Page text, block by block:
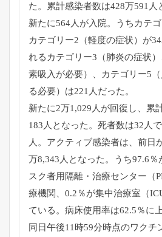
た。
累計感染者数は428万591人
新たに564人が入院。うちカテゴ
カテゴリー2（軽度の症状）が
れるカテゴリー3（肺炎の症状
素吸入が必要）、カテゴリー5
る必要） は221人だった。
新たに2万1,029人が回復し、累
183人となった。死者数は32人
人。 アクティブ感染者は、前日
万8,343人となった。うち97.6％
スク者用隔離・治療センター（
療機関、0.2％が集中治療室（
ている。病床使用率は62.5％に
同日午後11時59分時点のワクチ